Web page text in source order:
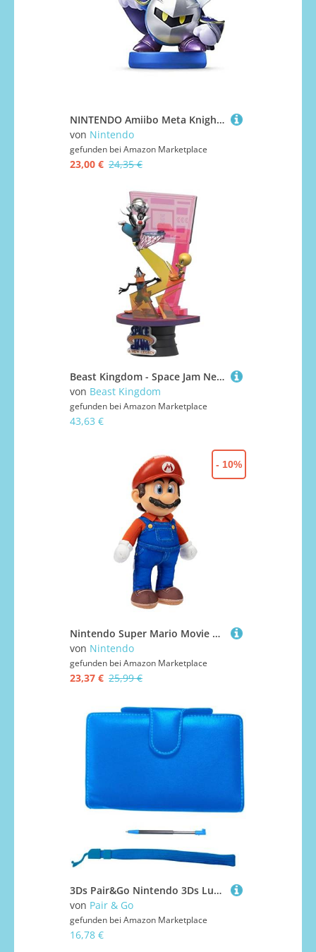
NINTENDO Amiibo Meta Knight Personnage de jeu interactif
von Nintendo
gefunden bei Amazon Marketplace
23,00 € 24,35 €
Beast Kingdom - Space Jam New Legacy DS-071 Sylvester & Tweety D-Stage Statue
von Beast Kingdom
gefunden bei Amazon Marketplace
43,63 €
Nintendo Super Mario Movie 35cm Roto Plüsch - Mario
von Nintendo
gefunden bei Amazon Marketplace
23,37 € 25,99 €
- 10%
3Ds Pair&Go Nintendo 3Ds Luxury Protector Case Accessory Pack Blue + Stylus + Wrist Strap (Eu)
von Pair & Go
gefunden bei Amazon Marketplace
16,78 €